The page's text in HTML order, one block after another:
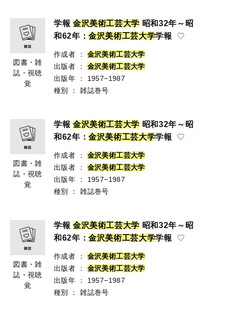
図書・雑
誌・視聴
覚
学報 金沢美術工芸大学 昭和32年～昭
和62年：金沢美術工芸大学学報
作成者 ： 金沢美術工芸大学
出版者
： 金沢美術工芸大学
出版年
：
1957−1987
種別
： 雑誌巻号
図書・雑
誌・視聴
覚
学報 金沢美術工芸大学 昭和32年～昭
和62年：金沢美術工芸大学学報
作成者 ： 金沢美術工芸大学
出版者
： 金沢美術工芸大学
出版年
：
1957−1987
種別
： 雑誌巻号
図書・雑
誌・視聴
覚
学報 金沢美術工芸大学 昭和32年～昭
和62年：金沢美術工芸大学学報
作成者 ： 金沢美術工芸大学
出版者
： 金沢美術工芸大学
出版年
：
1957−1987
種別
： 雑誌巻号